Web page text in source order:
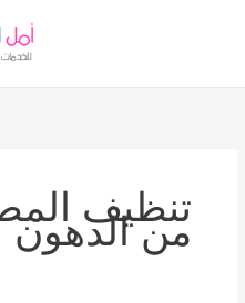
تنظيف
من الدهون